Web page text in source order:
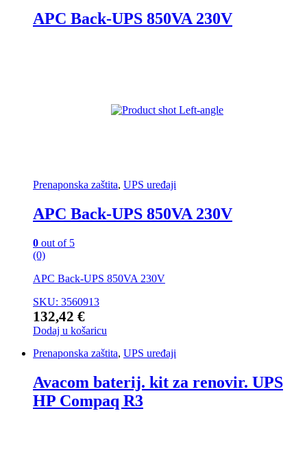
APC Back-UPS 850VA 230V
Prenaponska zaštita, UPS uređaji
APC Back-UPS 850VA 230V
0 out of 5
(0)
APC Back-UPS 850VA 230V
SKU: 3560913
132,42 €
Dodaj u košaricu
Prenaponska zaštita, UPS uređaji
Avacom baterij. kit za renovir. UPS
HP Compaq R3